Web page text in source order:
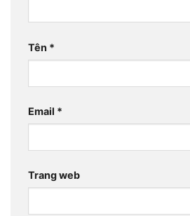
Tên *
Email *
Trang web